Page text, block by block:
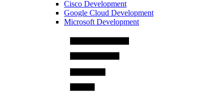
Cisco Development
Google Cloud Development
Microsoft Development